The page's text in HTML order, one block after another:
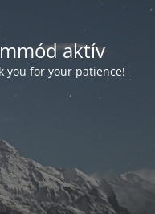
aktív
you for your patience!